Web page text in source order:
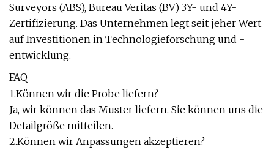
Surveyors (ABS), Bureau Veritas (BV) 3Y- und 4Y-
Zertifizierung. Das Unternehmen legt seit jeher Wert
auf Investitionen in Technologieforschung und -
entwicklung.
FAQ
1.Können wir die Probe liefern?
Ja, wir können das Muster liefern. Sie können uns die
Detailgröße mitteilen.
2.Können wir Anpassungen akzeptieren?